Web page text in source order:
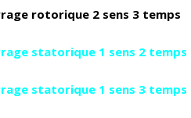
rotorique 2
statorique 1
statorique 1